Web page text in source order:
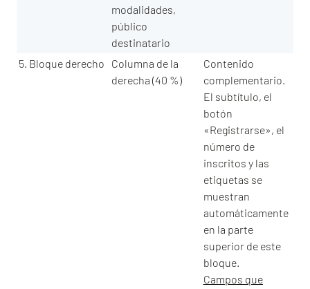
modalidades,
público
destinatario
5. Bloque derecho
Columna de la
derecha (40 %)
Contenido
complementario.
El subtítulo, el
botón
«Registrarse», el
número de
inscritos y las
etiquetas se
muestran
automáticamente
en la parte
superior de este
bloque.
Campos que